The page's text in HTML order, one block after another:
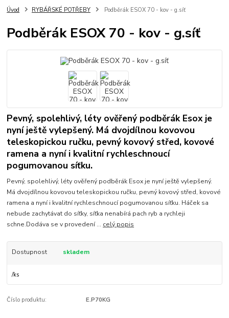
Úvod RYBÁŘSKÉ POTŘEBY Podběrák ESOX 70 - kov - g.síť
Podběrák ESOX 70 - kov - g.síť
Pevný, spolehlivý, léty ověřený podběrák Esox je
nyní ještě vylepšený. Má dvojdílnou kovovou
teleskopickou ručku, pevný kovový střed, kovové
ramena a nyní i kvalitní rychleschnoucí
pogumovanou síťku.
Pevný, spolehlivý, léty ověřený podběrák Esox je nyní ještě vylepšený.
Má dvojdílnou kovovou teleskopickou ručku, pevný kovový střed, kovové
ramena a nyní i kvalitní rychleschnoucí pogumovanou síťku. Háček sa
nebude zachytávat do síťky, síťka nenabírá pach ryb a rychleji
schne.Dodáva se v provedení ... celý popis
Dostupnost skladem
/ks
Číslo produktu: E.P70KG